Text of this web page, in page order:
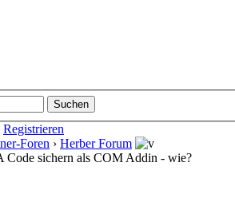
Registrieren
Foren › Herber Forum
sichern als COM Addin - wie?